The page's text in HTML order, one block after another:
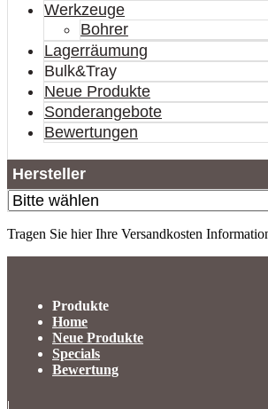
Werkzeuge
Bohrer
Lagerräumung
Bulk&Tray
Neue Produkte
Sonderangebote
Bewertungen
Hersteller
Tragen Sie hier Ihre Versandkosten
Produkte
Home
Neue Produkte
Specials
Bewertung